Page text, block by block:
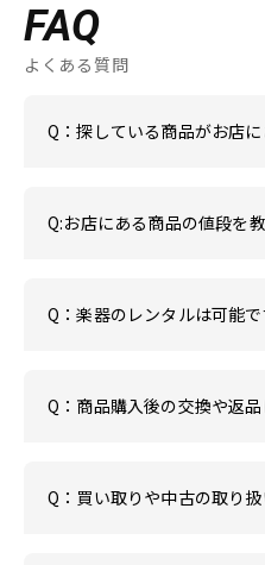
FAQ
よくある質問
Q：探している商品がお店
Q:お店にある商品の値段を
Q：楽器のレンタルは可能で
Q：商品購入後の交換や返
Q：買い取りや中古の取り